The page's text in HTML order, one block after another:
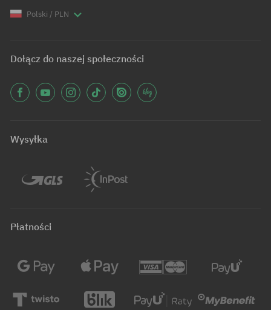
Polski / PLN
Dołącz do naszej społeczności
Wysyłka
Płatności